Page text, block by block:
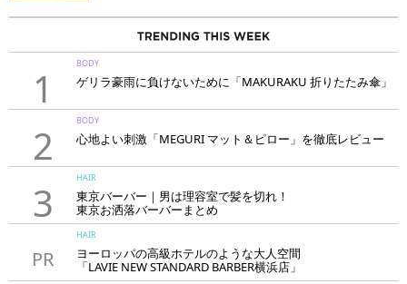
1
BODY
ゲリラ豪雨に負けないために「MAKURAKU 折りたたみ傘」
2
BODY
心地よい刺激「MEGURI マット＆ピロー」を徹底レビュー
3
HAIR
東京バーバー｜男は理容室で髪を切れ！
東京お洒落バーバーまとめ
PR
HAIR
ヨーロッパの高級ホテルのような大人空間
「LAVIE NEW STANDARD BARBER横浜店」